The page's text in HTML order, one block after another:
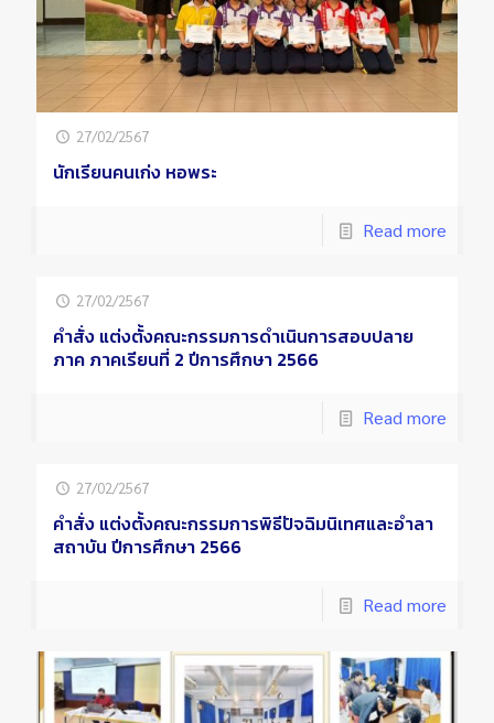
27/02/2567
นักเรียนคนเก่ง หอพระ
Read more
27/02/2567
คำสั่ง แต่งตั้งคณะกรรมการดำเนินการสอบปลาย
ภาค ภาคเรียนที่ 2 ปีการศึกษา 2566
Read more
27/02/2567
คำสั่ง แต่งตั้งคณะกรรมการพิธีปัจฉิมนิเทศและอำลา
สถาบัน ปีการศึกษา 2566
Read more